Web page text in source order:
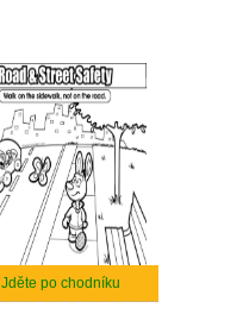
Jděte po chodníku